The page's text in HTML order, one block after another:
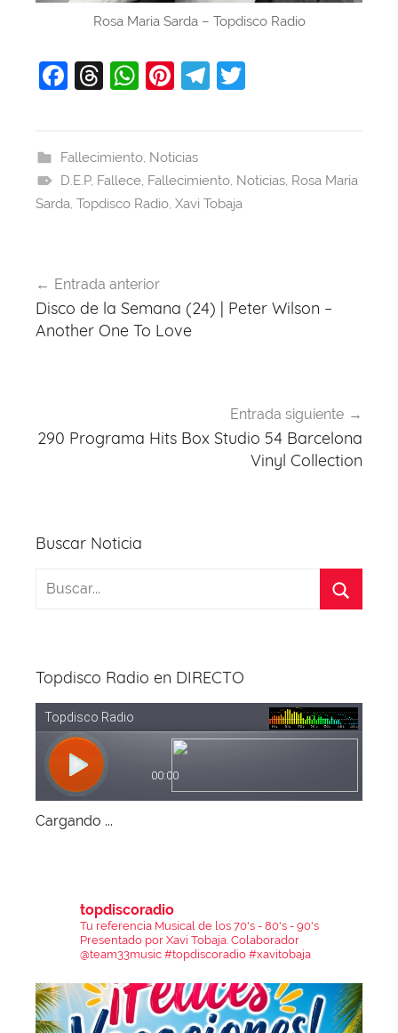
Rosa Maria Sarda – Topdisco Radio
F
e
b
o
k
T
a
d
s
W
s
A
p
Pi
e
st
T
a
m
Fallecimiento, Noticias
D.E.P, Fallece, Fallecimiento, Noticias, Rosa Maria
Sarda, Topdisco Radio, Xavi Tobaja
de
entradas
Entrada anterior
Disco de la Semana (24) | Peter Wilson –
Another One To Love
Entrada siguiente
290 Programa Hits Box Studio 54 Barcelona
Vinyl Collection
Buscar Noticia
Topdisco Radio en DIRECTO
Cargando ...
topdiscoradio
Tu referencia Musical de los 70's - 80's - 90's
Presentado por Xavi Tobaja. Colaborador
@team33music #topdiscoradio #xavitobaja